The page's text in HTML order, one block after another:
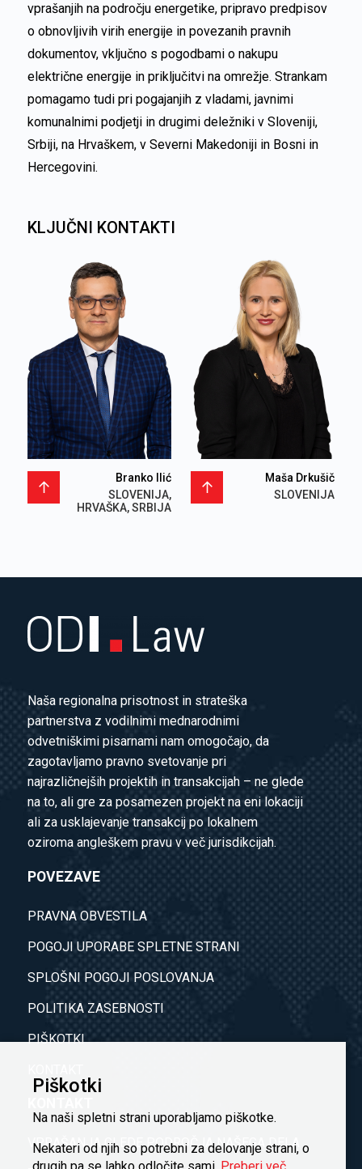
Piškotki
Na naši spletni strani uporabljamo piškotke.
Nekateri od njih so potrebni za delovanje strani, o
drugih pa se lahko odločite sami. Preberi več
vprašanjih na področju energetike, pripravo predpisov
o obnovljivih virih energije in povezanih pravnih
dokumentov, vključno s pogodbami o nakupu
električne energije in priključitvi na omrežje. Strankam
pomagamo tudi pri pogajanjih z vladami, javnimi
komunalnimi podjetji in drugimi deležniki v Sloveniji,
Srbiji, na Hrvaškem, v Severni Makedoniji in Bosni in
Hercegovini.
KLJUČNI KONTAKTI
Branko Ilić
SLOVENIJA,
HRVAŠKA, SRBIJA
Maša Drkušič
SLOVENIJA
Naša regionalna prisotnost in strateška
partnerstva z vodilnimi mednarodnimi
odvetniškimi pisarnami nam omogočajo, da
zagotavljamo pravno svetovanje pri
najrazličnejših projektih in transakcijah – ne glede
na to, ali gre za posamezen projekt na eni lokaciji
ali za usklajevanje transakcij po lokalnem
oziroma angleškem pravu v več jurisdikcijah.
POVEZAVE
PRAVNA OBVESTILA
POGOJI UPORABE SPLETNE STRANI
SPLOŠNI POGOJI POSLOVANJA
POLITIKA ZASEBNOSTI
PIŠKOTKI
VPRAŠANJA GLEDE PODROČJA NAŠEGA DELA